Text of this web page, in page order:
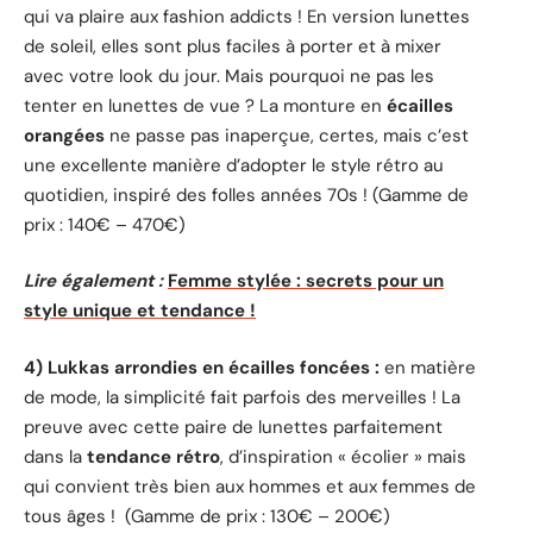
qui va plaire aux fashion addicts ! En version lunettes
de soleil, elles sont plus faciles à porter et à mixer
avec votre look du jour. Mais pourquoi ne pas les
tenter en lunettes de vue ? La monture en écailles
orangées ne passe pas inaperçue, certes, mais c’est
une excellente manière d’adopter le style rétro au
quotidien, inspiré des folles années 70s ! (Gamme de
prix : 140€ – 470€)
Lire également : Femme stylée : secrets pour un
style unique et tendance !
4) Lukkas arrondies en écailles foncées : en matière
de mode, la simplicité fait parfois des merveilles ! La
preuve avec cette paire de lunettes parfaitement
dans la tendance rétro, d’inspiration « écolier » mais
qui convient très bien aux hommes et aux femmes de
tous âges ! (Gamme de prix : 130€ – 200€)